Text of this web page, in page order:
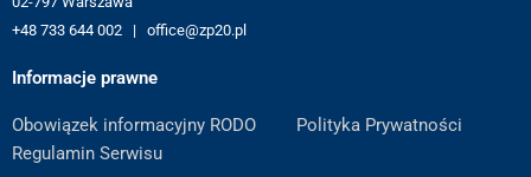
+48 733 644 002 | office@zp20.pl
Informacje prawne
Obowiązek informacyjny RODO
Polityka Prywatności
Regulamin Serwisu